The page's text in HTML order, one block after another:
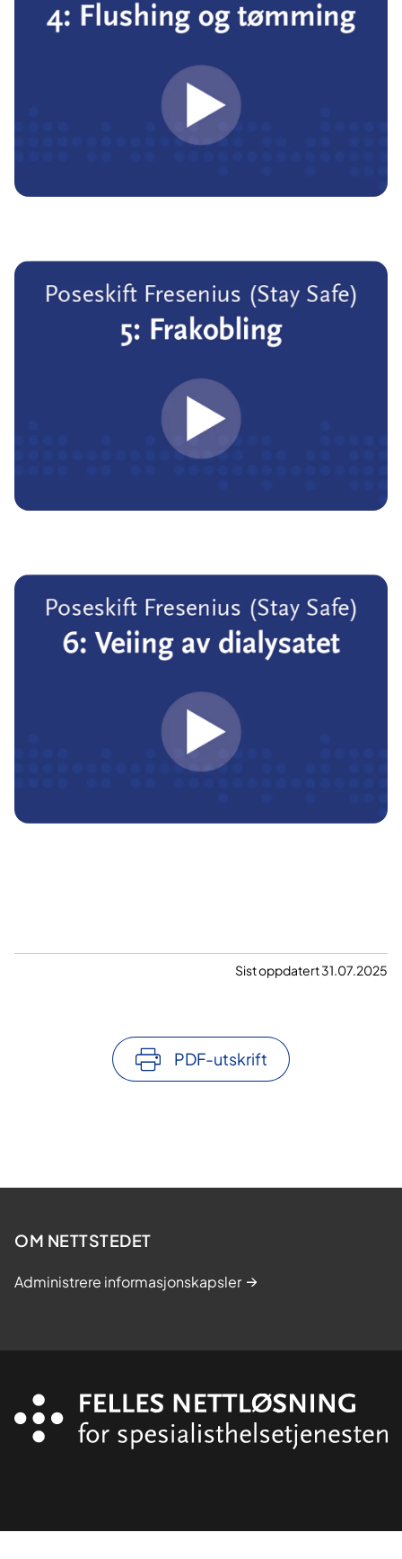
Sist oppdatert 31.07.2025
PDF-utskrift
OM NETTSTEDET
Administrere informasjonskapsler
Organisasjon